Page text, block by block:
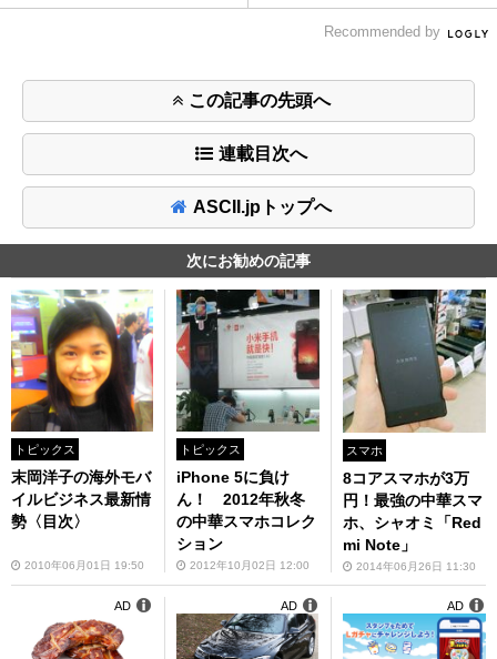
Recommended by
この記事の先頭へ
連載目次へ
ASCII.jpトップへ
次にお勧めの記事
トピックス
末岡洋子の海外モバ
イルビジネス最新情
勢〈目次〉
2010年06月01日 19:50
トピックス
iPhone 5に負け
ん！ 2012年秋冬
の中華スマホコレク
ション
2012年10月02日 12:00
スマホ
8コアスマホが3万
円！最強の中華スマ
ホ、シャオミ「Red
mi Note」
2014年06月26日 11:30
AD AD AD